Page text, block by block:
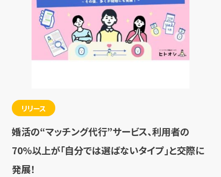
リリース
婚活の“マッチング代行”サービス、利用者の
70%以上が「自分では選ばないタイプ」と交際に
発展！